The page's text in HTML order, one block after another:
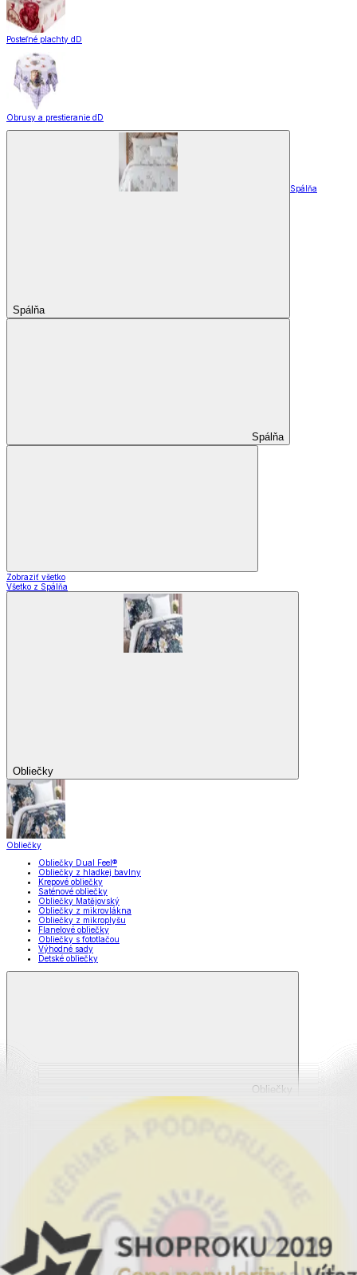
Posteľné plachty dD
Obrusy a prestieranie dD
Spálňa
Spálňa
Spálňa
Zobraziť všetko
Všetko z Spálňa
Obliečky
Obliečky
Obliečky Dual Feel®
Obliečky z hladkej bavlny
Krepové obliečky
Saténové obliečky
Obliečky Matějovský
Obliečky z mikrovlákna
Obliečky z mikroplyšu
Flanelové obliečky
Obliečky s fototlačou
Výhodné sady
Detské obliečky
Obliečky
Zobraziť všetko
Všetko z Obliečky